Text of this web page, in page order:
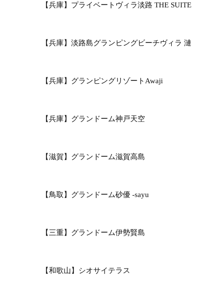
【兵庫】プライベートヴィラ淡路 THE SUITE
【兵庫】淡路島グランピングビーチヴィラ 漣
【兵庫】グランピングリゾートAwaji
【兵庫】グランドーム神戸天空
【滋賀】グランドーム滋賀高島
【鳥取】グランドーム砂優 -sayu
【三重】グランドーム伊勢賢島
【和歌山】シオサイテラス